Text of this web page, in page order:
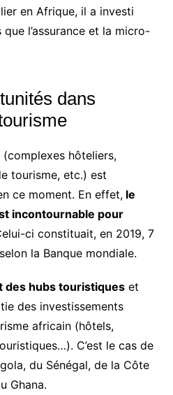
en Afrique, il a investi
l’assurance et la micro-
dans
(complexes hôteliers,
tourisme, etc.) est
ce moment. En effet,le
incontournable pour
ci constituait, en 2019, 7
la Banque mondiale.
des hubs touristiqueset
des investissements
africain (hôtels,
C’est le cas de
du Sénégal, de la Côte
Ghana.